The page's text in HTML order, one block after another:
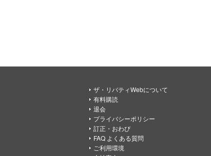
ザ・リバティWebについて
有料購読
退会
プライバシーポリシー
訂正・おわび
FAQ よくある質問
ご利用環境